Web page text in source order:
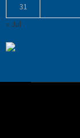
31
« Jul